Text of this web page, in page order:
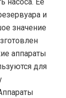
и
значение
аппараты
для